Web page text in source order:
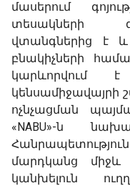
մասերում
տեսակների
վտանգներից է
բնակիչների
կարևորվում
ոչնչացման
«NABU»-ն
մարդկանց միջև
կանխելուն